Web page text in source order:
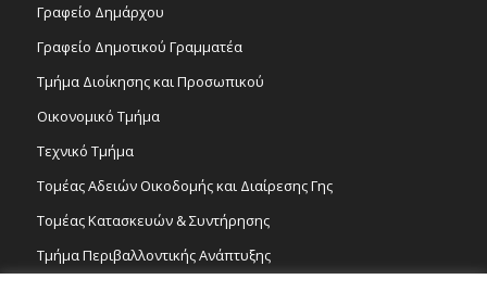
Γραφείο Δημάρχου
Γραφείο Δημοτικού Γραμματέα
Τμήμα Διοίκησης και Προσωπικού
Οικονομικό Τμήμα
Τεχνικό Τμήμα
Τομέας Αδειών Οικοδομής και Διαίρεσης Γης
Τομέας Κατασκευών & Συντήρησης
Τμήμα Περιβαλλοντικής Ανάπτυξης